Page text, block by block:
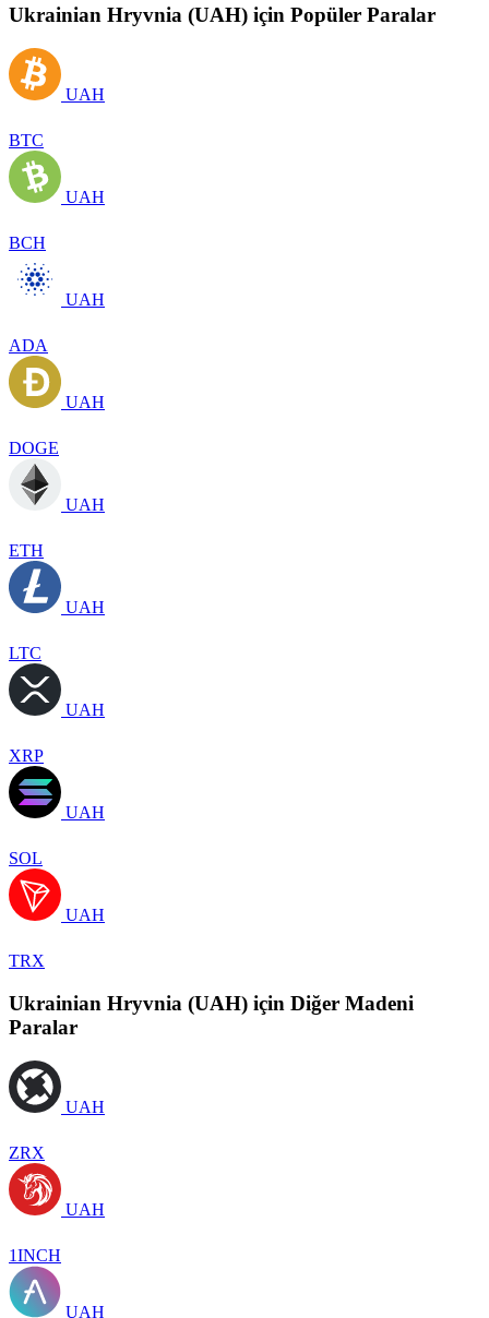
Ukrainian Hryvnia (UAH) için Popüler Paralar
UAH
BTC
UAH
BCH
UAH
ADA
UAH
DOGE
UAH
ETH
UAH
LTC
UAH
XRP
UAH
SOL
UAH
TRX
Ukrainian Hryvnia (UAH) için Diğer Madeni
Paralar
UAH
ZRX
UAH
1INCH
UAH